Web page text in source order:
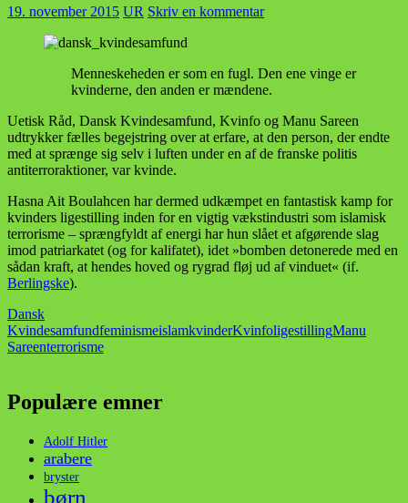
19. november 2015 UR Skriv en kommentar
Menneskeheden er som en fugl. Den ene vinge er
kvinderne, den anden er mændene.
Uetisk Råd, Dansk Kvindesamfund, Kvinfo og Manu Sareen
udtrykker fælles begejstring over at erfare, at den person, der endte
med at sprænge sig selv i luften under en af de franske politis
antiterroraktioner, var kvinde.
Hasna Ait Boulahcen har dermed udkæmpet en fantastisk kamp for
kvinders ligestilling inden for en vigtig vækstindustri som islamisk
terrorisme – sprængfyldt af energi har hun slået et afgørende slag
imod patriarkatet (og for kalifatet), idet »bomben detonerede med en
sådan kraft, at hendes hoved og rygrad fløj ud af vinduet« (if.
Berlingske).
Dansk
KvindesamfundfeminismeislamkvinderKvinfoligestillingManu
Sareenterrorisme
Populære emner
Adolf Hitler
arabere
bryster
børn